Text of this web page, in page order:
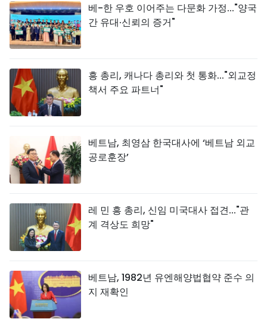
베-한 우호 이어주는 다문화 가정..."양국
간 유대·신뢰의 증거"
흥 총리, 캐나다 총리와 첫 통화..."외교정
책서 주요 파트너"
베트남, 최영삼 한국대사에 ‘베트남 외교
공로훈장’
레 민 흥 총리, 신임 미국대사 접견..."관
계 격상도 희망"
베트남, 1982년 유엔해양법협약 준수 의
지 재확인